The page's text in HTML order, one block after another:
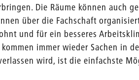
Die Räume können auch
über die Fachschaft
und für ein besseres
immer wieder Sachen in
wird, ist die einfachste